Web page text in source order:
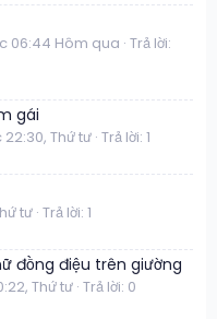
06:44 Hôm qua Trả lời:
gái
22:30, Thứ tư Trả lời: 1
tư Trả lời: 1
đồng điệu trên giường
Thứ tư Trả lời: 0